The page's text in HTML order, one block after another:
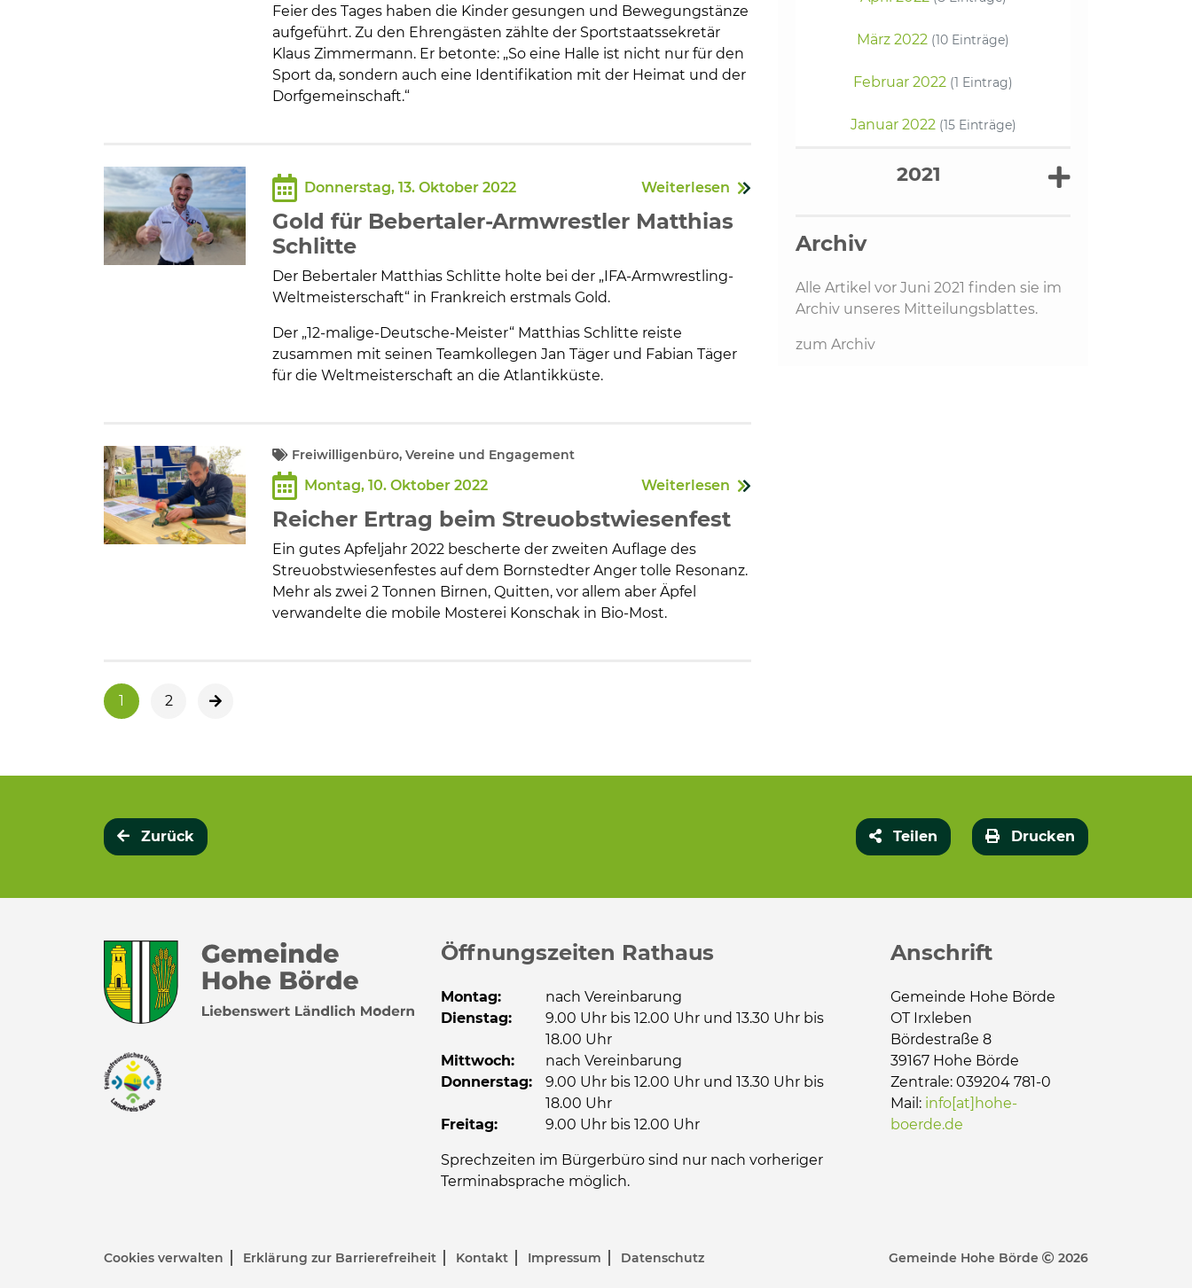
Feier des Tages haben die Kinder gesungen und Bewegungstänze
aufgeführt. Zu den Ehrengästen zählte der Sportstaatssekretär
Klaus Zimmermann. Er betonte: „So eine Halle ist nicht nur für den
Sport da, sondern auch eine Identifikation mit der Heimat und der
Dorfgemeinschaft.“
Donnerstag, 13. Oktober 2022 Weiterlesen
Gold für Bebertaler-Armwrestler Matthias
Schlitte
Der Bebertaler Matthias Schlitte holte bei der „IFA-Armwrestling-
Weltmeisterschaft“ in Frankreich erstmals Gold.
Der „12-malige-Deutsche-Meister“ Matthias Schlitte reiste
zusammen mit seinen Teamkollegen Jan Täger und Fabian Täger
für die Weltmeisterschaft an die Atlantikküste.
Freiwilligenbüro, Vereine und Engagement
Montag, 10. Oktober 2022 Weiterlesen
Reicher Ertrag beim Streuobstwiesenfest
Ein gutes Apfeljahr 2022 bescherte der zweiten Auflage des
Streuobstwiesenfestes auf dem Bornstedter Anger tolle Resonanz.
Mehr als zwei 2 Tonnen Birnen, Quitten, vor allem aber Äpfel
verwandelte die mobile Mosterei Konschak in Bio-Most.
1 2 nächste Seite
März 2022 (10 Einträge)
Februar 2022 (1 Eintrag)
Januar 2022 (15 Einträge)
2021
Archiv
Alle Artikel vor Juni 2021 finden sie im
Archiv unseres Mitteilungsblattes.
zum Archiv
Zurück Teilen Drucken
Öffnungszeiten Rathaus
Montag:
nach Vereinbarung
Dienstag:
9.00 Uhr bis 12.00 Uhr und 13.30 Uhr bis
18.00 Uhr
Mittwoch:
nach Vereinbarung
Donnerstag: 9.00 Uhr bis 12.00 Uhr und 13.30 Uhr bis
18.00 Uhr
Freitag:
9.00 Uhr bis 12.00 Uhr
Sprechzeiten im Bürgerbüro sind nur nach vorheriger
Terminabsprache möglich.
Anschrift
Gemeinde Hohe Börde
OT Irxleben
Bördestraße 8
39167 Hohe Börde
Zentrale: 039204 781-0
Mail: info[at]hohe-
boerde.de
Cookies verwalten Erklärung zur Barrierefreiheit Kontakt Impressum Datenschutz Gemeinde Hohe Börde 2026